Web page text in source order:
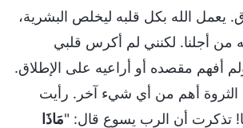
يعمل الله بكل قلبه ليخلص البشرية،
من أجلنا. لكنني لم أكرس قلبي
أفهم مقصده أو أراعيه على الإطلاق.
الثروة أهم من أي شيء آخر. رأيت
تذكرت أن الرب يسوع قال: "مَاذَا